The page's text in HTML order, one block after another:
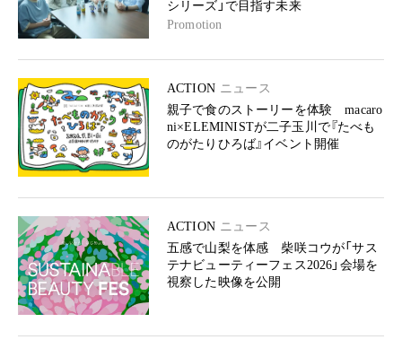
シリーズ」で目指す未来
Promotion
ACTION ニュース
親子で食のストーリーを体験 macaro
ni×ELEMINISTが二子玉川で『たべも
のがたりひろば』イベント開催
ACTION ニュース
五感で山梨を体感 柴咲コウが「サス
テナビューティーフェス2026」会場を
視察した映像を公開